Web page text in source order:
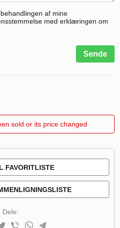
af mine
med erklæringen om
Sende
sold or its price changed
FAVORITLISTE
Dele: